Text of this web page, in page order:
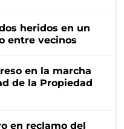
heridos en un
entre vecinos
en la marcha
de la Propiedad
en reclamo del